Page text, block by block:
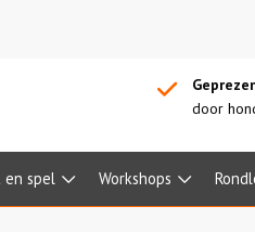
door
en spel Workshops